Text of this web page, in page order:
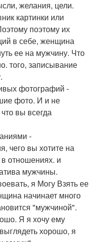
желания, цели.
картинки или
поэтому их
в себе, женщина
ее на мужчину. Что
того, записывание
фотографий -
фото. И и не
вы всегда
-
чего вы хотите на
отношениях. и
мужчины.
я Могу Взять ее
начинает много
"мужчиной".
Я я хочу ему
хорошо, я